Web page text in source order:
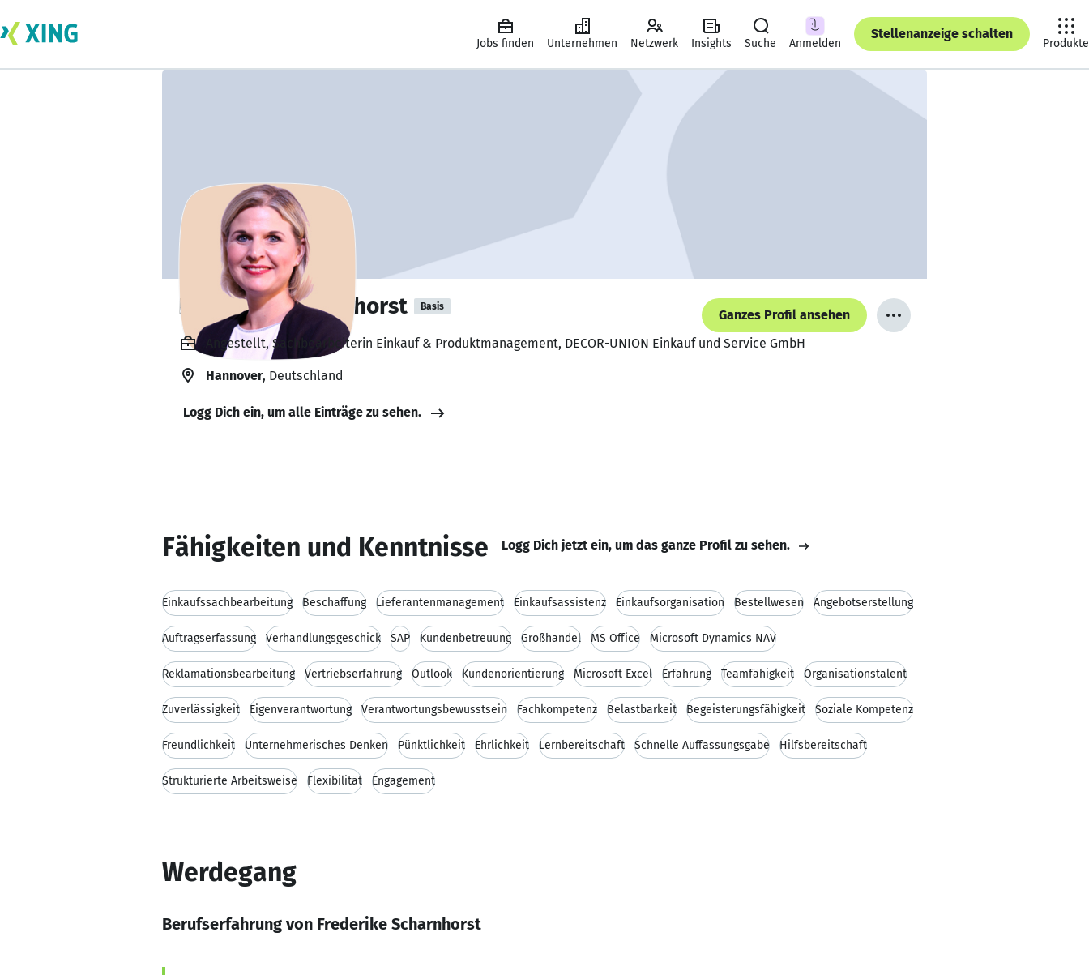
Jobs finden Unternehmen Netzwerk Insights Suche Anmelden
Stellenanzeige schalten
Produkte
Frederike Scharnhorst Basis
Ganzes Profil ansehen
Angestellt, Sachbearbeiterin Einkauf & Produktmanagement, DECOR-UNION Einkauf und Service GmbH
Hannover, Deutschland
Logg Dich ein, um alle Einträge zu sehen.
Fähigkeiten und Kenntnisse Logg Dich jetzt ein, um das ganze Profil zu sehen.
Einkaufssachbearbeitung Beschaffung Lieferantenmanagement Einkaufsassistenz Einkaufsorganisation Bestellwesen Angebotserstellung
Auftragserfassung Verhandlungsgeschick SAP Kundenbetreuung Großhandel MS Office Microsoft Dynamics NAV
Reklamationsbearbeitung Vertriebserfahrung Outlook Kundenorientierung Microsoft Excel Erfahrung Teamfähigkeit Organisationstalent
Zuverlässigkeit Eigenverantwortung Verantwortungsbewusstsein Fachkompetenz Belastbarkeit Begeisterungsfähigkeit Soziale Kompetenz
Freundlichkeit Unternehmerisches Denken Pünktlichkeit Ehrlichkeit Lernbereitschaft Schnelle Auffassungsgabe Hilfsbereitschaft
Strukturierte Arbeitsweise Flexibilität Engagement
Werdegang
Berufserfahrung von Frederike Scharnhorst